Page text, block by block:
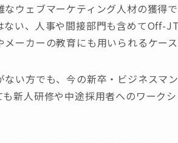
ウェブマーケティング人材の獲得
い、人事や間接部門も含めてOff-
ーカーの教育にも用いられるケー
い方でも、今の新卒・ビジネスマ
新人研修や中途採用者へのワーク